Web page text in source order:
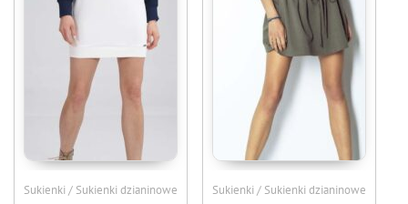
Sukienki / Sukienki dzianinowe Sukienki / Sukienki dzianinowe